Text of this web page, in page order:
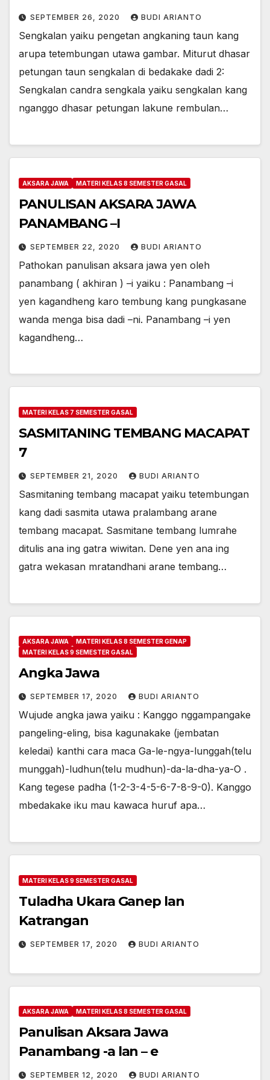
SEPTEMBER 26, 2020 BUDI ARIANTO
Sengkalan yaiku pengetan angkaning taun kang
arupa tetembungan utawa gambar. Miturut dhasar
petungan taun sengkalan di bedakake dadi 2:
Sengkalan candra sengkala yaiku sengkalan kang
nganggo dhasar petungan lakune rembulan…
AKSARA JAWA MATERI KELAS 8 SEMESTER GASAL
PANULISAN AKSARA JAWA
PANAMBANG –I
SEPTEMBER 22, 2020 BUDI ARIANTO
Pathokan panulisan aksara jawa yen oleh
panambang ( akhiran ) –i yaiku : Panambang –i
yen kagandheng karo tembung kang pungkasane
wanda menga bisa dadi –ni. Panambang –i yen
kagandheng…
MATERI KELAS 7 SEMESTER GASAL
SASMITANING TEMBANG MACAPAT
7
SEPTEMBER 21, 2020 BUDI ARIANTO
Sasmitaning tembang macapat yaiku tetembungan
kang dadi sasmita utawa pralambang arane
tembang macapat. Sasmitane tembang lumrahe
ditulis ana ing gatra wiwitan. Dene yen ana ing
gatra wekasan mratandhani arane tembang…
AKSARA JAWA
MATERI KELAS 8 SEMESTER GENAP
MATERI KELAS 9 SEMESTER GASAL
Angka Jawa
SEPTEMBER 17, 2020 BUDI ARIANTO
Wujude angka jawa yaiku : Kanggo nggampangake
pangeling-eling, bisa kagunakake (jembatan
keledai) kanthi cara maca Ga-le-ngya-lunggah(telu
munggah)-ludhun(telu mudhun)-da-la-dha-ya-O .
Kang tegese padha (1-2-3-4-5-6-7-8-9-0). Kanggo
mbedakake iku mau kawaca huruf apa…
MATERI KELAS 9 SEMESTER GASAL
Tuladha Ukara Ganep lan
Katrangan
SEPTEMBER 17, 2020 BUDI ARIANTO
AKSARA JAWA MATERI KELAS 8 SEMESTER GASAL
Panulisan Aksara Jawa
Panambang -a lan – e
SEPTEMBER 12, 2020 BUDI ARIANTO